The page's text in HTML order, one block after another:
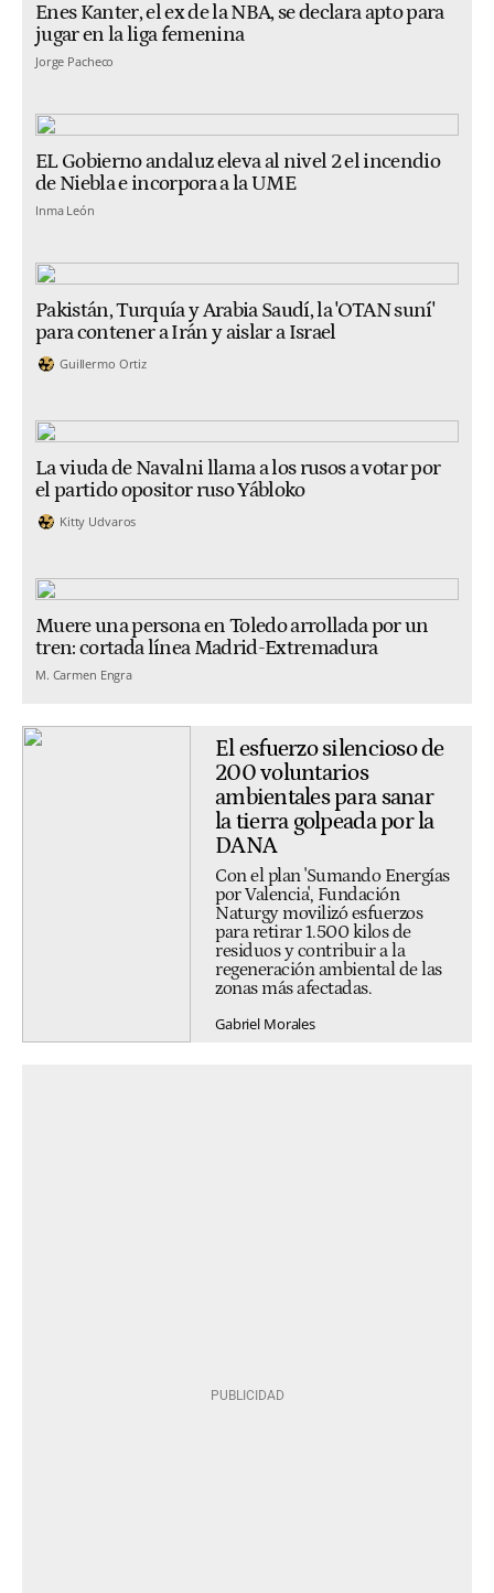
Enes Kanter, el ex de la NBA, se declara apto para
jugar en la liga femenina
Jorge Pacheco
EL Gobierno andaluz eleva al nivel 2 el incendio
de Niebla e incorpora a la UME
Inma León
Pakistán, Turquía y Arabia Saudí, la 'OTAN suní'
para contener a Irán y aislar a Israel
Guillermo Ortiz
La viuda de Navalni llama a los rusos a votar por
el partido opositor ruso Yábloko
Kitty Udvaros
Muere una persona en Toledo arrollada por un
tren: cortada línea Madrid-Extremadura
M. Carmen Engra
El esfuerzo silencioso de
200 voluntarios
ambientales para sanar
la tierra golpeada por la
DANA
Con el plan 'Sumando Energías
por Valencia', Fundación
Naturgy movilizó esfuerzos
para retirar 1.500 kilos de
residuos y contribuir a la
regeneración ambiental de las
zonas más afectadas.
Gabriel Morales